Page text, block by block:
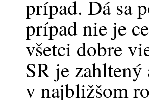
prípad. Dá sa
prípad nie je
všetci dobre
SR je zahltený
v najbližšom